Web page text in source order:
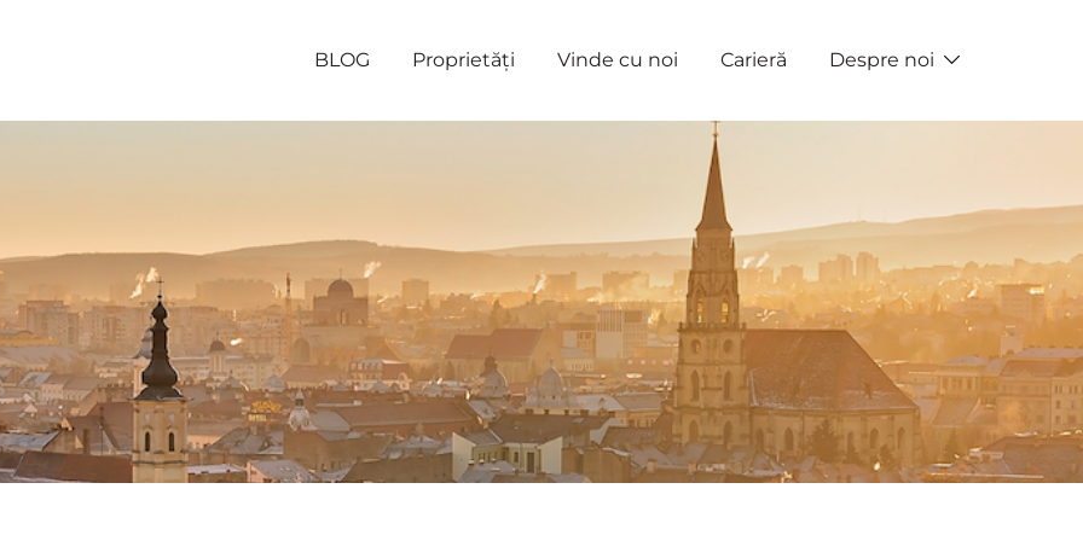
BLOG Proprietăți Vinde cu noi Carieră Despre noi